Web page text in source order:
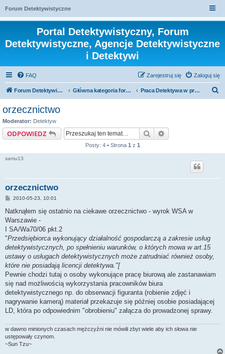
Forum Detektywistyczne
Portal Detektywistyczny, Forum
Detektywistyczne, Agencje Detektywistyczne
i Detektywi
FAQ Zaloguj się
Zarejestruj się
Forum Detektywistyczne, Detektyw Główna kategoria forum Praca Detektywa w praktyce
orzecznictwo
Moderator: Detektyw
ODPOWIEDZ Szukaj
Posty: 4 • Strona 1 z 1
samu13
orzecznictwo
P
s
2010-05-23, 10:01
Natknąłem się ostatnio na ciekawe orzecznictwo - wyrok WSA w
Warszawie -
I SA/Wa70/06 pkt.2
"Przedsiębiorca wykonujący działalność gospodarczą a zakresie usług
detektywistycznych, po spełnieniu warunków, o których mowa w art.15
ustawy o usługach detektywistycznych może zatrudniać również osoby,
które nie posiadają licencji detektywa."[
Pewnie chodzi tutaj o osoby wykonujące pracę biurową ale zastanawiam
się nad możliwością wykorzystania pracowników biura
detektywistycznego np. do obserwacji figuranta (robienie zdjęć i
nagrywanie kamerą) materiał przekazuje się później osobie posiadającej
LD, która po odpowiednim "obrobieniu" załącza do prowadzonej sprawy.
w dawno minionych czasach mężczyźni nie mówili zbyt wiele aby ich słowa nie
ustępowały czynom.
~Sun Tzu~